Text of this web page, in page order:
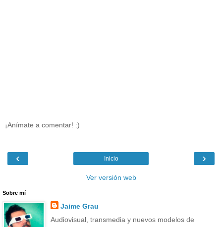
¡Anímate a comentar! :)
‹ ›
Inicio
Ver versión web
Sobre mí
Jaime Grau
Audiovisual, transmedia y nuevos modelos de